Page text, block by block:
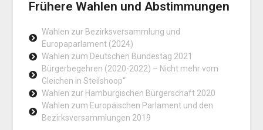
Frühere Wahlen und Abstimmungen
Wahlen zur Bezirksversammlung und
Europaparlament (2024)
Wahlen zum Deutschen Bundestag 2021
Bürgerbegehren (2020-2022) – Nicht mehr vom
Gleichen in Steilshoop“
Wahlen zur Hamburgischen Bürgerschaft 2020
Wahlen zum Europäischen Parlament und den
Bezirksversammlungen 2019